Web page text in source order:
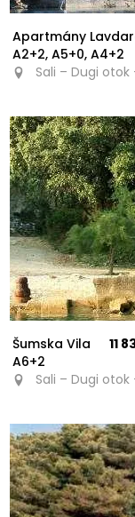
Apartmány
A2+2, A5+0, A4+2
Sali – Dugi
Šumska Vila
A6+2
11
Sali – Dugi